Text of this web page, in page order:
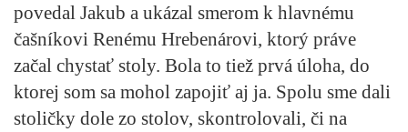
povedal Jakub a ukázal smerom k hlavnému
čašníkovi Renému Hrebenárovi, ktorý práve
začal chystať stoly. Bola to tiež prvá úloha, do
ktorej som sa mohol zapojiť aj ja. Spolu sme dali
stoličky dole zo stolov, skontrolovali, či na